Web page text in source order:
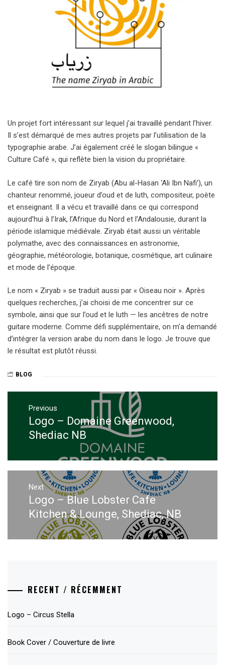
Un projet fort intéressant sur lequel j’ai travaillé pendant l’hiver.
Il s’est démarqué de mes autres projets par l’utilisation de la
typographie arabe. J’ai également créé le slogan bilingue «
Culture Café », qui reflète bien la vision du propriétaire.
Le café tire son nom de Ziryab (Abu al-Hasan ‘Ali Ibn Nafi’), un
chanteur renommé, joueur d’oud et de luth, compositeur, poète
et enseignant. Il a vécu et travaillé dans ce qui correspond
aujourd’hui à l’Irak, l’Afrique du Nord et l’Andalousie, durant la
période islamique médiévale. Ziryab était aussi un véritable
polymathe, avec des connaissances en astronomie,
géographie, météorologie, botanique, cosmétique, art culinaire
et mode de l’époque.
Le nom « Ziryab » se traduit aussi par « Oiseau noir ». Après
quelques recherches, j’ai choisi de me concentrer sur ce
symbole, ainsi que sur l’oud et le luth — les ancêtres de notre
guitare moderne. Comme défi supplémentaire, on m’a demandé
d’intégrer la version arabe du nom dans le logo. Je trouve que
le résultat est plutôt réussi.
BLOG
Post
navigation
Previous
Previous
post:
Logo – Domaine Greenwood,
Shediac NB
Next
Next
post:
Logo – Blue Lobster Cafe
Kitchen & Lounge, Shediac, NB
RECENT / RÉCEMMENT
Logo – Circus Stella
Book Cover / Couverture de livre